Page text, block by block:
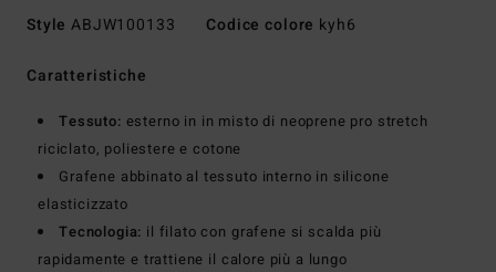
Style ABJW100133 Codice colore kyh6
Caratteristiche
Tessuto: esterno in in misto di neoprene pro stretch
riciclato, poliestere e cotone
Grafene abbinato al tessuto interno in silicone
elasticizzato
Tecnologia: il filato con grafene si scalda più
rapidamente e trattiene il calore più a lungo